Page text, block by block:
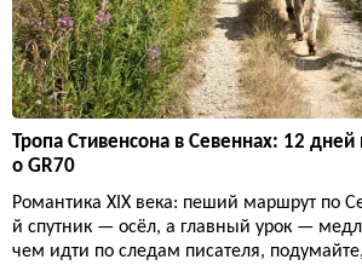
Тропа Стивенсона в Севеннах: 12
о GR70
Романтика XIX века: пеший маршрут по
й спутник — осёл, а главный урок —
чем идти по следам писателя,